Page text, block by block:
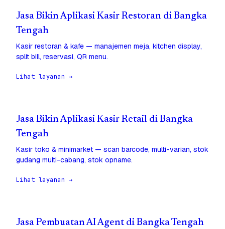
Jasa Bikin Aplikasi Kasir Restoran di Bangka
Tengah
Kasir restoran & kafe — manajemen meja, kitchen display,
split bill, reservasi, QR menu.
Lihat layanan →
Jasa Bikin Aplikasi Kasir Retail di Bangka
Tengah
Kasir toko & minimarket — scan barcode, multi-varian, stok
gudang multi-cabang, stok opname.
Lihat layanan →
Jasa Pembuatan AI Agent di Bangka Tengah